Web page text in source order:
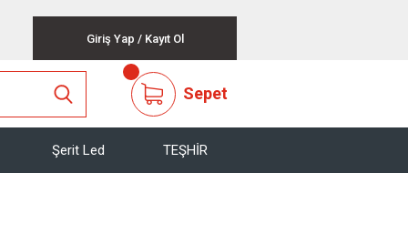
Giriş Yap / Kayıt Ol
Sepet
Şerit Led TEŞHİR